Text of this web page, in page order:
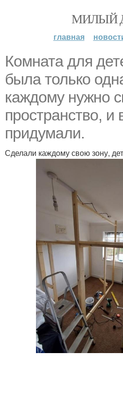
МИЛЫЙ
главная
Комната для
была только
каждому нужно
пространство, и
придумали.
Сделали каждому свою зону,